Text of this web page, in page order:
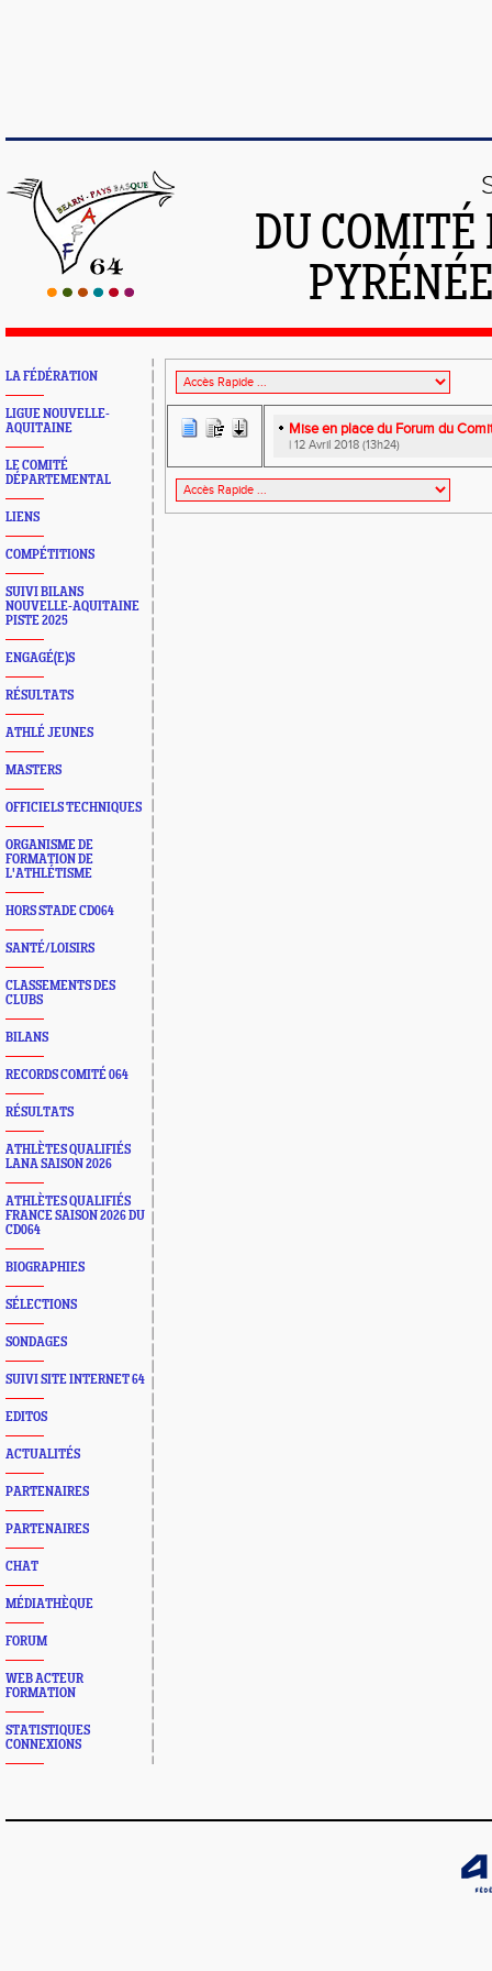
DU
LA FÉDÉRATION
LIGUE NOUVELLE-
AQUITAINE
LE COMITÉ
DÉPARTEMENTAL
LIENS
COMPÉTITIONS
SUIVI BILANS
NOUVELLE-AQUITAINE
PISTE 2025
ENGAGÉ(E)S
RÉSULTATS
ATHLÉ JEUNES
MASTERS
OFFICIELS TECHNIQUES
ORGANISME DE
FORMATION DE
L'ATHLÉTISME
HORS STADE CD064
SANTÉ/LOISIRS
CLASSEMENTS DES
CLUBS
BILANS
RECORDS COMITÉ 064
RÉSULTATS
ATHLÈTES QUALIFIÉS
LANA SAISON 2026
ATHLÈTES QUALIFIÉS
FRANCE SAISON 2026 DU
CD064
BIOGRAPHIES
SÉLECTIONS
SONDAGES
SUIVI SITE INTERNET 64
EDITOS
ACTUALITÉS
PARTENAIRES
PARTENAIRES
CHAT
MÉDIATHÈQUE
FORUM
WEB ACTEUR
FORMATION
STATISTIQUES
CONNEXIONS
Mise en place du Forum du
| 12 Avril 2018 (13h24)